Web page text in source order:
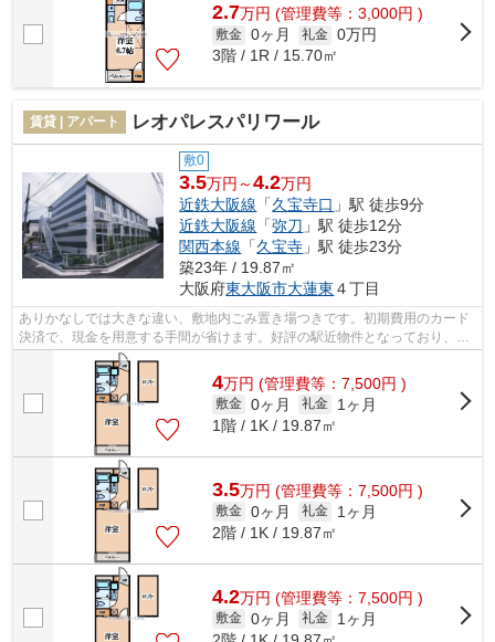
2.7万円 (管理費等：3,000円 )
敷金 0ヶ月 礼金 0万円
3階 / 1R / 15.70㎡
賃貸 | アパート レオパレスパリワール
敷0
3.5万円～4.2万円
近鉄大阪線 「久宝寺口 」駅 徒歩9分
近鉄大阪線 「弥刀 」駅 徒歩12分
関西本線 「久宝寺 」駅 徒歩23分
築23年 / 19.87㎡
大阪府東大阪市大蓮東 ４丁目
ありかなしでは大きな違い、敷地内ごみ置き場つきです。初期費用のカード
決済で、現金を用意する手間が省けます。好評の駅近物件となっており、駅
より徒歩9分に立地しています。使い勝...
4万円 (管理費等：7,500円 )
敷金 0ヶ月 礼金
1ヶ月
1階 / 1K / 19.87㎡
3.5万円 (管理費等：7,500円 )
敷金 0ヶ月 礼金
1ヶ月
2階 / 1K / 19.87㎡
4.2万円 (管理費等：7,500円 )
敷金 0ヶ月 礼金
1ヶ月